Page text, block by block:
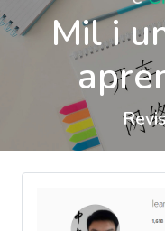
Mil i